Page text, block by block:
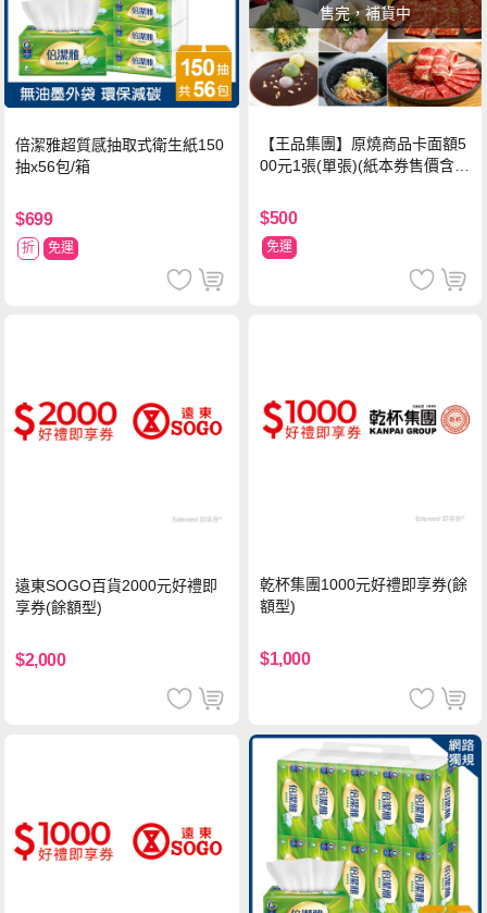
倍潔雅超質感抽取式衛生紙150
抽x56包/箱
$699
折 免運
售完，補貨中
【王品集團】原燒商品卡面額5
00元1張(單張)(紙本券售價含平
$500
免運
遠東SOGO百貨2000元好禮即
享券(餘額型)
$2,000
乾杯集團1000元好禮即享券(餘
額型)
$1,000